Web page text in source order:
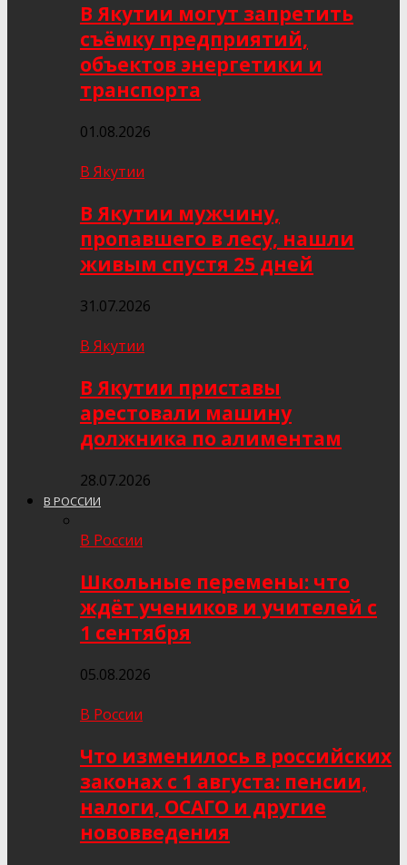
В Якутии могут запретить
съёмку предприятий,
объектов энергетики и
транспорта
01.08.2026
В Якутии
В Якутии мужчину,
пропавшего в лесу, нашли
живым спустя 25 дней
31.07.2026
В Якутии
В Якутии приставы
арестовали машину
должника по алиментам
28.07.2026
В РОССИИ
В России
Школьные перемены: что
ждёт учеников и учителей с
1 сентября
05.08.2026
В России
Что изменилось в российских
законах с 1 августа: пенсии,
налоги, ОСАГО и другие
нововведения